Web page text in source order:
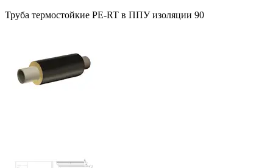
Труба термостойкие PE-RT в ППУ изоляции 90